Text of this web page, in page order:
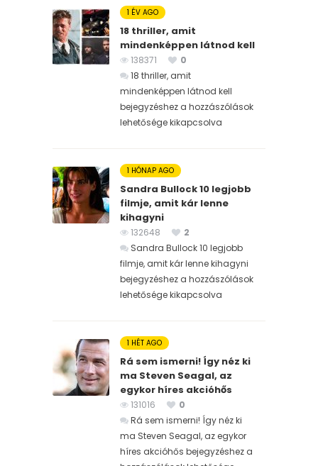
1 ÉV AGO
18 thriller, amit
mindenképpen látnod kell
138371
0
18 thriller, amit
mindenképpen látnod kell
bejegyzéshez a hozzászólások
lehetősége kikapcsolva
1 HÓNAP AGO
Sandra Bullock 10 legjobb
filmje, amit kár lenne
kihagyni
132648
2
Sandra Bullock 10 legjobb
filmje, amit kár lenne kihagyni
bejegyzéshez a hozzászólások
lehetősége kikapcsolva
1 HÉT AGO
Rá sem ismerni! Így néz ki
ma Steven Seagal, az
egykor híres akcióhős
131016
0
Rá sem ismerni! Így néz ki
ma Steven Seagal, az egykor
híres akcióhős bejegyzéshez a